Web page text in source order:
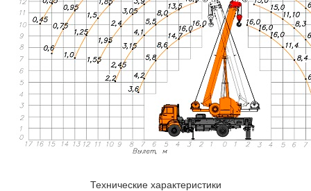
Технические характеристики